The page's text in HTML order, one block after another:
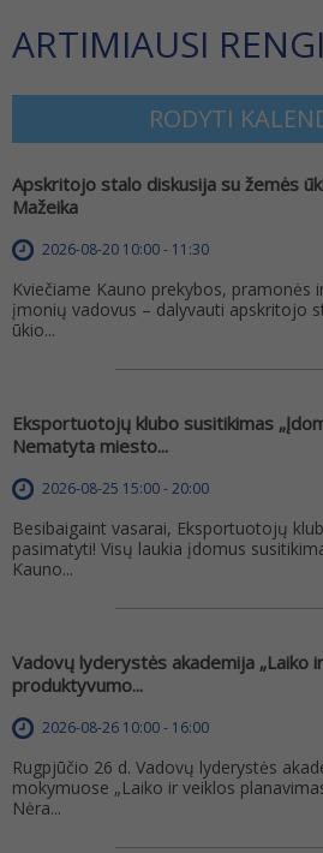
ARTIMIAUSI
RODYTI
Apskritojo stalo diskusija su žemės
Mažeika
2026-08-20 10:00 - 11:30
Kviečiame Kauno prekybos, pramonės
įmonių vadovus – dalyvauti apskritojo
ūkio...
Eksportuotojų klubo susitikimas
Nematyta miesto...
2026-08-25 15:00 - 20:00
Besibaigaint vasarai, Eksportuotojų
pasimatyti! Visų laukia įdomus
Kauno...
Vadovų lyderystės akademija „Laiko
produktyvumo...
2026-08-26 10:00 - 16:00
Rugpjūčio 26 d. Vadovų lyderystės
mokymuose „Laiko ir veiklos
Nėra...